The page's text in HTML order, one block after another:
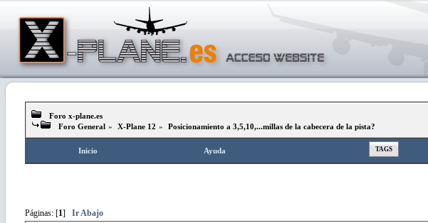
Foro x-plane.es
Foro General » X-Plane 12 » Posicionamiento a 3,5,10,...millas de la cabecera de la pista?
Inicio Ayuda TAGS
Páginas: [1] Ir Abajo